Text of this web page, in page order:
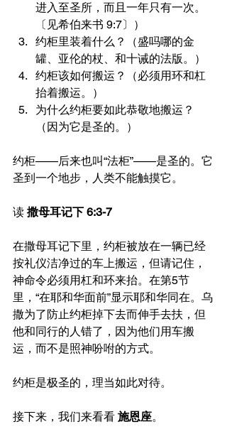
进入至圣所，而且一年只有一次。
〔见希伯来书 9:7〕）
约柜里装着什么？（盛吗哪的金
罐、亚伦的杖、和十诫的法版。）
约柜该如何搬运？（必须用环和杠
抬着搬运。）
为什么约柜要如此恭敬地搬运？
（因为它是圣的。）
约柜——后来也叫“法柜”——是圣的。它
圣到一个地步，人类不能触摸它。
读 撒母耳记下 6:3-7
在撒母耳记下里，约柜被放在一辆已经
按礼仪洁净过的车上搬运，但请记住，
神命令必须用杠和环来抬。在第5节
里，“在耶和华面前”显示耶和华同在。乌
撒为了防止约柜掉下去而伸手去扶，但
他和同行的人错了，因为他们用车搬
运，而不是照神吩咐的方式。
约柜是极圣的，理当如此对待。
接下来，我们来看看 施恩座。